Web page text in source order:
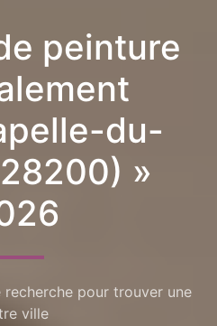
peinture
du-
»
pour trouver une
ville